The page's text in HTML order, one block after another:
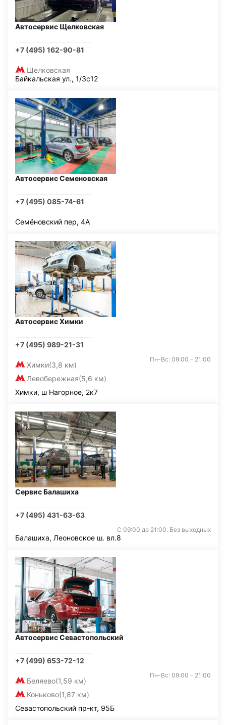
Автосервис Щелковская
+7 (495) 162-90-81
Щелковская
Байкальская ул., 1/3с12
Автосервис Семеновская
+7 (495) 085-74-61
Семёновский пер, 4А
Автосервис Химки
+7 (495) 989-21-31
Химки(3,8 км)
Левобережная(5,6 км)
Пн-Вс: 09:00 - 21:00
Химки, ш Нагорное, 2к7
Сервис Балашиха
+7 (495) 431-63-63
С 09:00 до 21:00. Без выходных
Балашиха, Леоновское ш. вл.8
Автосервис Севастопольский
+7 (499) 653-72-12
Беляево(1,59 км)
Коньково(1,87 км)
Пн-Вс: 09:00 - 21:00
Севастопольский пр-кт, 95Б